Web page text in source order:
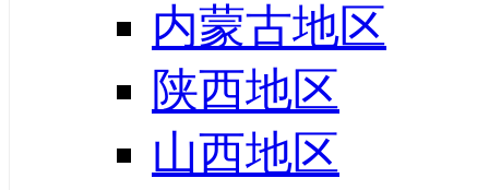
内蒙古地区
陕西地区
山西地区